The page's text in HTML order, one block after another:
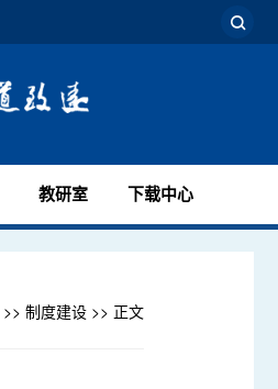
教研室 下载中心
>> 制度建设 >> 正文